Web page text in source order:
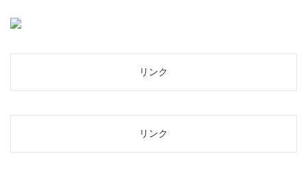
リンク
リンク